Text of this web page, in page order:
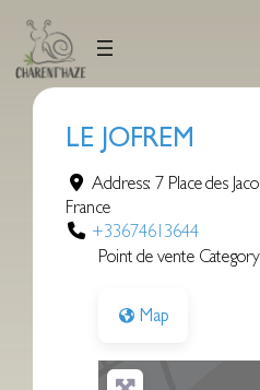
contenu
LE JOFREM
Address:7 Place des
France
+33674613644
Point de vente
Map